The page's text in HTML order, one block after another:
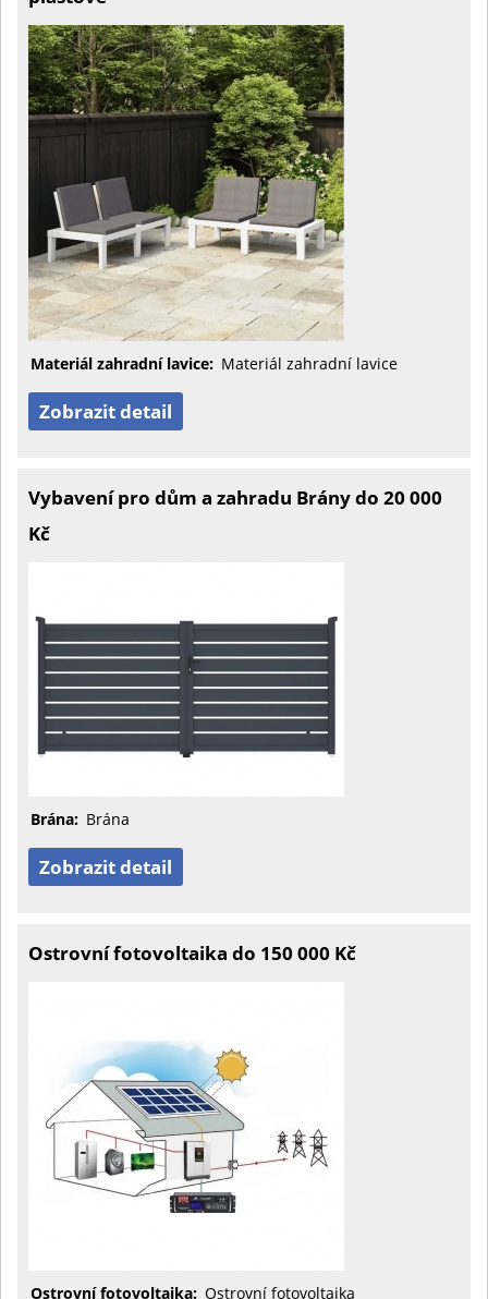
Materiál zahradní lavice: Materiál zahradní lavice
Zobrazit detail
Vybavení pro dům a zahradu Brány do 20 000
Kč
Brána: Brána
Zobrazit detail
Ostrovní fotovoltaika do 150 000 Kč
Ostrovní fotovoltaika: Ostrovní fotovoltaika